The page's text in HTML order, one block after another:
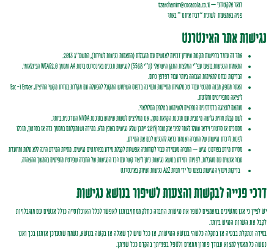
דואר אלקטרוני – tzarchanim@cocacola.co.il
פניה באמצעות לשונית “דברו איתנו ” באתר
נגישות אתר האינטרנט
אתר זה עומד בדרישות תקנות שיוויון זכויות לאנשים עם מוגבלות (התאמות נגישות לשירות), התשע”ג 2013.
התאמות הנגישות בוצעו עפ”י המלצות התקן הישראלי (ת”י 5568) לנגישות תכנים באינטרנט ברמת AA ומסמך WCAG2.0 הבינלאומי.
הבדיקות נבחנו לתאימות הגבוהה ביותר עבור דפדפן כרום.
האתר מספק מבנה סמנטי עבור טכנולוגיות מסייעות ותמיכה בדפוס השימוש המקובל להפעלה עם מקלדת בעזרת מקשי החיצים, Enter ו- Esc
ליציאה מתפריטים וחלונות.
מותאם לתצוגה בדפדפנים הנפוצים ולשימוש בטלפון הסלולארי.
לשם קבלת חווית גלישה מיטבית עם תוכנת הקראת מסך, אנו ממליצים לעשות שימוש בתוכנת NVDA העדכנית ביותר.
מסמכים או סרטוני וידאו שעלו לאתר לפני אוקטובר 2017 ייתכן שלא נגישים באופן מלא. במידה ושנתקלתם במסמך כזה או בסרטון, תוכלו
לפנות לרכזת נגישות של החברה ואנחנו נדאג להנגיש לכם את המידע.
מסירת מידע בפורמט נגיש – החברה מעמידה עבור לקוחותיה אפשרות לקבלת מידע בפורמטים נגישים. מסירת המידע הינה ללא עלות ומיועדת
עבור אנשים עם מוגבלות. לפניות ומידע בנושא נגישות ניתן ליצור קשר עם רכז הנגישות של החברה שפרטיו מופיעים בהמשך ההצהרה.
בדיקות ויעוץ הנגישות בוצעו על ידי חברת A2Z נגישות ושיווק באינטרנט
דרכי פנייה לבקשות והצעות לשיפור בנושא נגישות
יש לציין כי אנו ממשיכים במאמצים לשפר את נגישות החברה כחלק ממחויבותנו לאפשר לכלל האוכלוסייה כולל אנשים עם מוגבלויות
לקבל את השרות הנגיש ביותר.
במידה ונתקלת בבעיה או בתקלה כלשהי בנושא הנגישות, או ככל שיש לך שאלה או בקשה בנושא, נשמח שתעדכן אותנו בכך ואנו
נעשה כל מאמץ למצוא עבורך פתרון מתאים ולטפל בפנייתך בהקדם ככל שניתן.